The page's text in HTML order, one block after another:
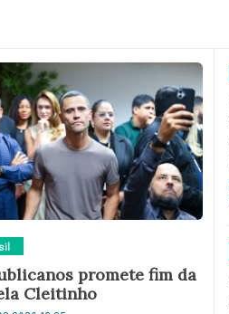
promete fim da
Cleitinho